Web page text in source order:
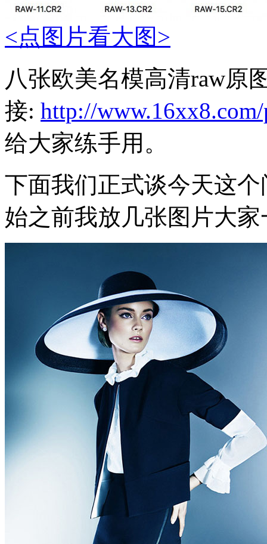
<点图片看大图>
八张欧美名模高清raw原
接: http://
给大家练手用。
下面我们正式谈今天这个
始之前我放几张图片大